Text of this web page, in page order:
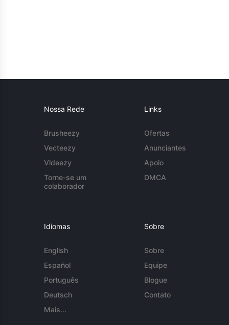
Nossa Rede
Brusheezy
Vecteezy
Videezy
Torne-se um
colaborador
Links
Ofertas
Anunciantes
Apoio
DMCA
Idiomas
English
Español
Português
Deutsch
Mais...
Sobre
Sobre
Equipe
Blogue
Contato